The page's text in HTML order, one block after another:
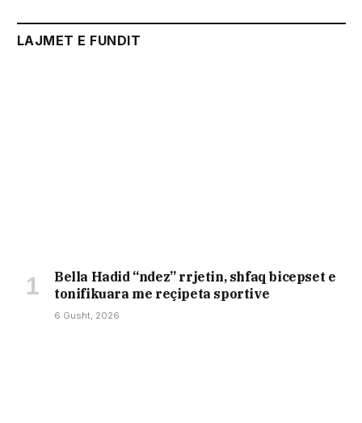
LAJMET E FUNDIT
Bella Hadid “ndez” rrjetin, shfaq bicepset e
tonifikuara me reçipeta sportive
6 Gusht, 2026